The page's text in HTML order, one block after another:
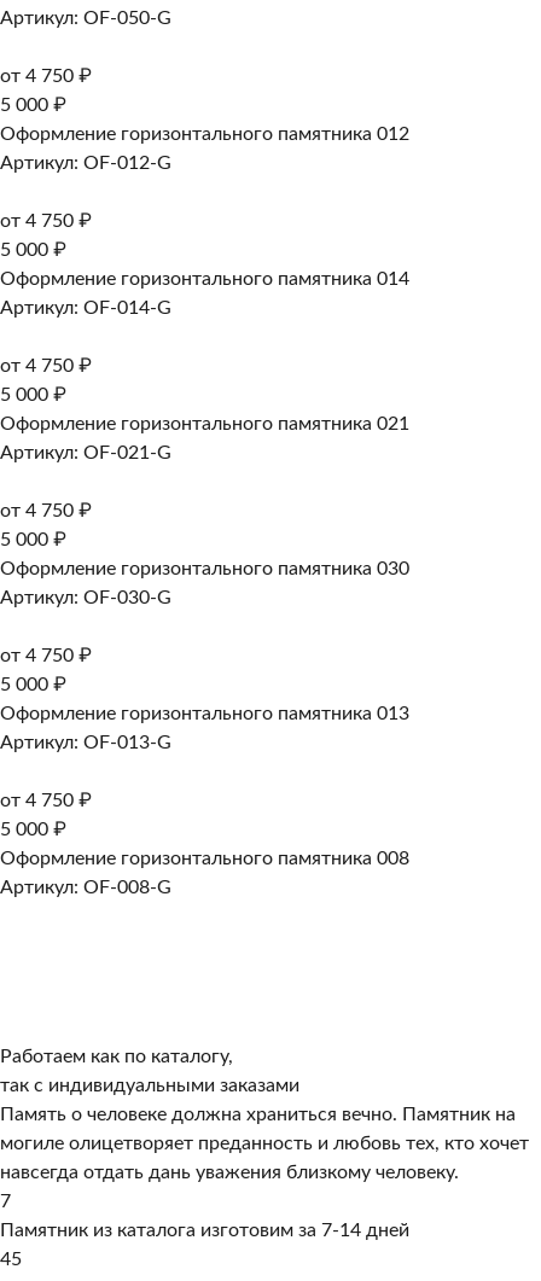
Артикул: OF-050-G
от 4 750 ₽
5 000 ₽
Оформление горизонтального памятника 012
Артикул: OF-012-G
от 4 750 ₽
5 000 ₽
Оформление горизонтального памятника 014
Артикул: OF-014-G
от 4 750 ₽
5 000 ₽
Оформление горизонтального памятника 021
Артикул: OF-021-G
от 4 750 ₽
5 000 ₽
Оформление горизонтального памятника 030
Артикул: OF-030-G
от 4 750 ₽
5 000 ₽
Оформление горизонтального памятника 013
Артикул: OF-013-G
от 4 750 ₽
5 000 ₽
Оформление горизонтального памятника 008
Артикул: OF-008-G
Работаем как по каталогу,
так с индивидуальными заказами
Память о человеке должна храниться вечно. Памятник на
могиле олицетворяет преданность и любовь тех, кто хочет
навсегда отдать дань уважения близкому человеку.
7
Памятник из каталога изготовим за 7-14 дней
45